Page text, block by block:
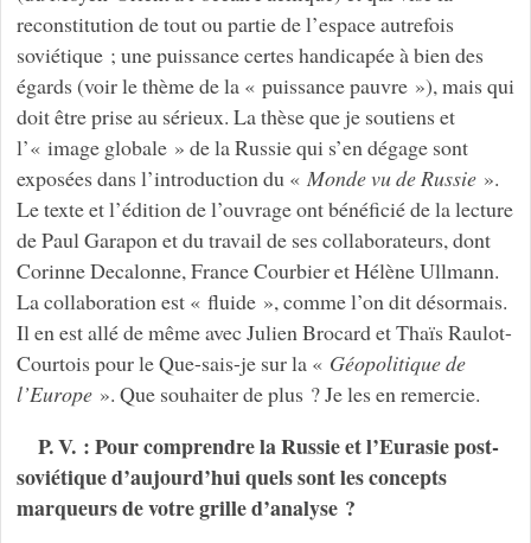
reconstitution de tout ou partie de l’espace autrefois
soviétique ; une puissance certes handicapée à bien des
égards (voir le thème de la « puissance pauvre »), mais qui
doit être prise au sérieux. La thèse que je soutiens et
l’« image globale » de la Russie qui s’en dégage sont
exposées dans l’introduction du « Monde vu de Russie».
Le texte et l’édition de l’ouvrage ont bénéficié de la lecture
de Paul Garapon et du travail de ses collaborateurs, dont
Corinne Decalonne, France Courbier et Hélène Ullmann.
La collaboration est « fluide », comme l’on dit désormais.
Il en est allé de même avec Julien Brocard et Thaïs Raulot-
Courtois pour le Que-sais-je sur la « Géopolitique de
l’Europe». Que souhaiter de plus ? Je les en remercie.
P. V. : Pour comprendre la Russie et l’Eurasie post-
soviétique d’aujourd’hui quels sont les concepts
marqueurs de votre grille d’analyse ?